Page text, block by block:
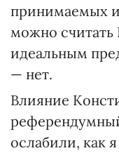
принимаемых
можно
идеальным
— нет.
Влияние
ослабили, как